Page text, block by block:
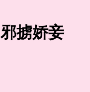
邪掳娇妾